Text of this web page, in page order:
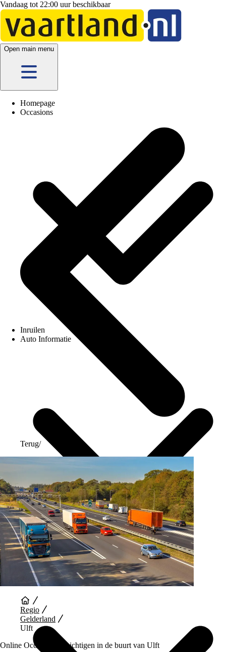
Vandaag tot 22:00 uur beschikbaar
Open main menu
Homepage
Occasions
Inruilen
Auto Informatie
Auto Diensten
Terug/
Regio
Gelderland
Ulft
Online Occasions bezichtigen in de buurt van Ulft